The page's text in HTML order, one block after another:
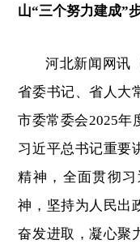
山“三个努力建成”
河北新闻网讯
省委书记、省人大
市委常委会2025年
习近平总书记重要
精神，全面贯彻
神，坚持为人民出
奋发进取，凝心聚